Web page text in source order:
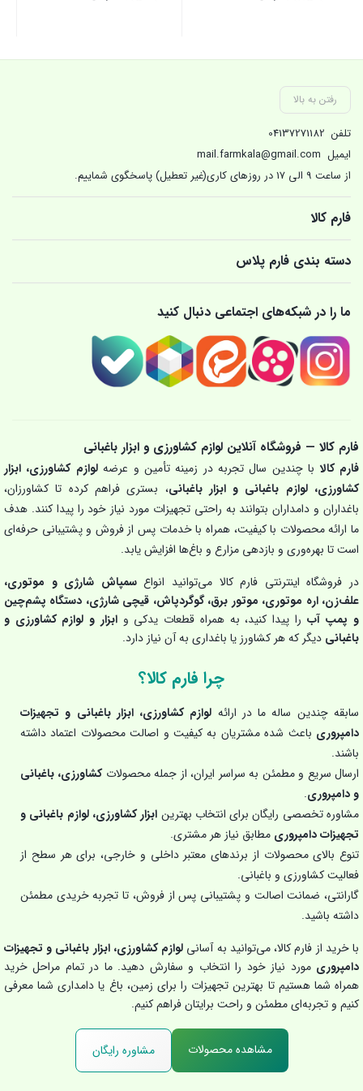
رفتن به بالا
تلفن 04137271182
ایمیل mail.farmkala@gmail.com
از ساعت 9 الی 17 در روزهای کاری(غیر تعطیل) پاسخگوی شماییم.
فارم کالا
دسته بندی فارم پلاس
ما را در شبکه‌های اجتماعی دنبال کنید
فارم کالا — فروشگاه آنلاین لوازم کشاورزی و ابزار باغبانی
فارم کالا با چندین سال تجربه در زمینه تأمین و عرضهلوازم کشاورزی، ابزار
کشاورزی، لوازم باغبانی و ابزار باغبانی، بستری فراهم کرده تا کشاورزان،
باغداران و دامداران بتوانند به راحتی تجهیزات مورد نیاز خود را پیدا کنند. هدف
ما ارائه محصولات با کیفیت، همراه با خدمات پس از فروش و پشتیبانی حرفه‌ای
است تا بهره‌وری و بازدهی مزارع و باغ‌ها افزایش یابد.
در فروشگاه اینترنتی فارم کالا می‌توانید انواعسمپاش شارژی و موتوری،
علف‌زن، اره موتوری، موتور برق، گوگردپاش، قیچی شارژی، دستگاه پشم‌چین
و پمپ آب را پیدا کنید، به همراه قطعات یدکی وابزار و لوازم کشاورزی و
باغبانی دیگر که هر کشاورز یا باغداری به آن نیاز دارد.
چرا فارم کالا؟
سابقه چندین ساله ما در ارائه لوازم کشاورزی، ابزار باغبانی و تجهیزات
دامپروری باعث شده مشتریان به کیفیت و اصالت محصولات اعتماد داشته
باشند.
ارسال سریع و مطمئن به سراسر ایران، از جمله محصولاتکشاورزی، باغبانی
و دامپروری.
مشاوره تخصصی رایگان برای انتخاب بهترین ابزار کشاورزی، لوازم باغبانی و
تجهیزات دامپروری مطابق نیاز هر مشتری.
تنوع بالای محصولات از برندهای معتبر داخلی و خارجی، برای هر سطح از
فعالیت کشاورزی و باغبانی.
گارانتی، ضمانت اصالت و پشتیبانی پس از فروش، تا تجربه خریدی مطمئن
داشته باشید.
با خرید از فارم کالا، می‌توانید به آسانی لوازم کشاورزی، ابزار باغبانی و تجهیزات
دامپروری مورد نیاز خود را انتخاب و سفارش دهید. ما در تمام مراحل خرید
همراه شما هستیم تا بهترین تجهیزات را برای زمین، باغ یا دامداری شما معرفی
کنیم و تجربه‌ای مطمئن و راحت برایتان فراهم کنیم.
مشاهده محصولات مشاوره رایگان